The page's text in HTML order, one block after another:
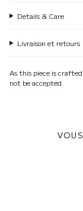
Details & Care
Livraison et retours
As this piece is
not be accepted.